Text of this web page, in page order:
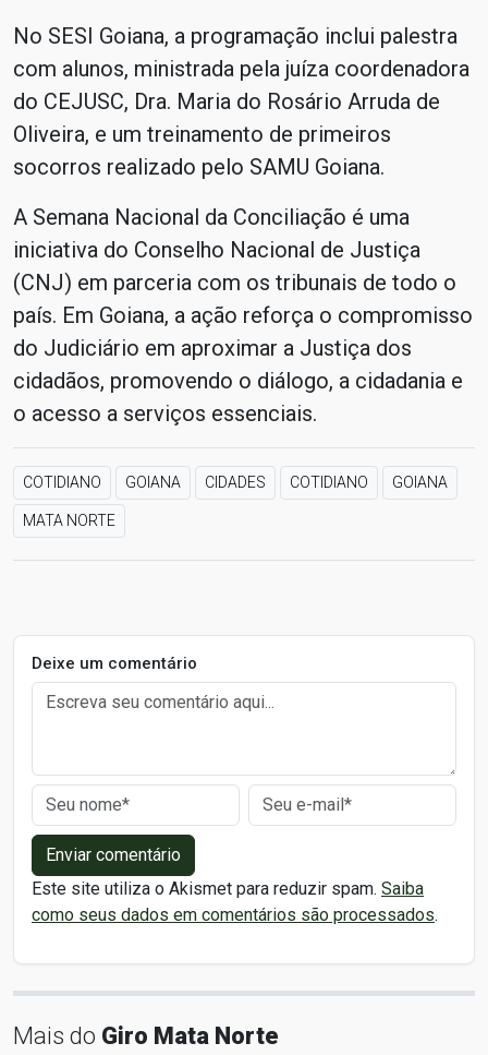
No SESI Goiana, a programação inclui palestra
com alunos, ministrada pela juíza coordenadora
do CEJUSC, Dra. Maria do Rosário Arruda de
Oliveira, e um treinamento de primeiros
socorros realizado pelo SAMU Goiana.
A Semana Nacional da Conciliação é uma
iniciativa do Conselho Nacional de Justiça
(CNJ) em parceria com os tribunais de todo o
país. Em Goiana, a ação reforça o compromisso
do Judiciário em aproximar a Justiça dos
cidadãos, promovendo o diálogo, a cidadania e
o acesso a serviços essenciais.
COTIDIANO GOIANA CIDADES COTIDIANO GOIANA
MATA NORTE
Deixe um comentário
Enviar comentário
Este site utiliza o Akismet para reduzir spam. Saiba
como seus dados em comentários são processados.
Mais do Giro Mata Norte